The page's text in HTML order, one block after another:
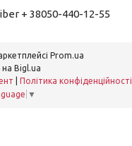
+ 38050-440-12-55
Prom.ua
Bigl.ua
Політика конфіденційності
▼